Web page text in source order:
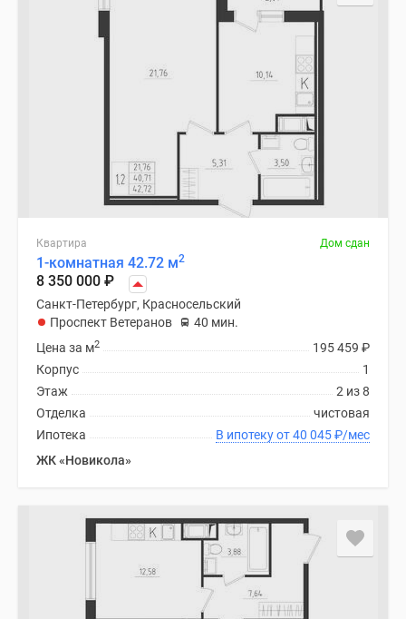
Квартира Дом сдан
1-комнатная 42.72 м2
8 350 000 ₽
Санкт-Петербург, Красносельский
Проспект Ветеранов
40 мин.
195 459 ₽
Цена за м2
1
Корпус
2 из 8
Этаж
чистовая
Отделка
В ипотеку от 40 045₽/мес
Ипотека
ЖК «Новикола»